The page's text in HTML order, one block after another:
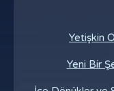
Yetişkin
Yeni Bir